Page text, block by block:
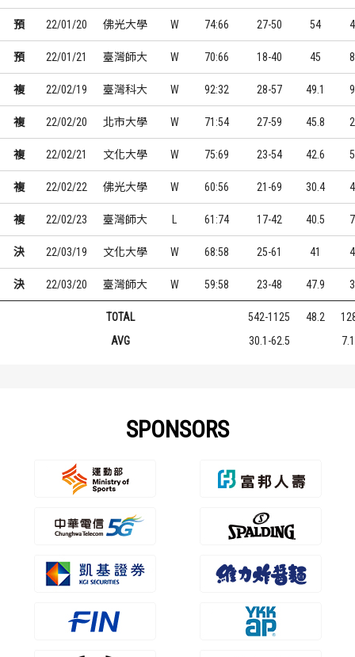
預 22/01/20 佛光大學 W 74:66 27-50 54
預 22/01/21 臺灣師大 W 70:66 18-40 45
複 22/02/19 臺灣科大 W 92:32 28-57 49.1
複 22/02/20 北市大學 W 71:54 27-59 45.8
複 22/02/21 文化大學 W 75:69 23-54 42.6
複 22/02/22 佛光大學 W 60:56 21-69 30.4
複 22/02/23 臺灣師大 L 61:74 17-42 40.5
決 22/03/19 文化大學 W 68:58 25-61 41
決 22/03/20 臺灣師大 W 59:58 23-48 47.9
TOTAL 542-1125 48.2
AVG
30.1-62.5
SPONSORS